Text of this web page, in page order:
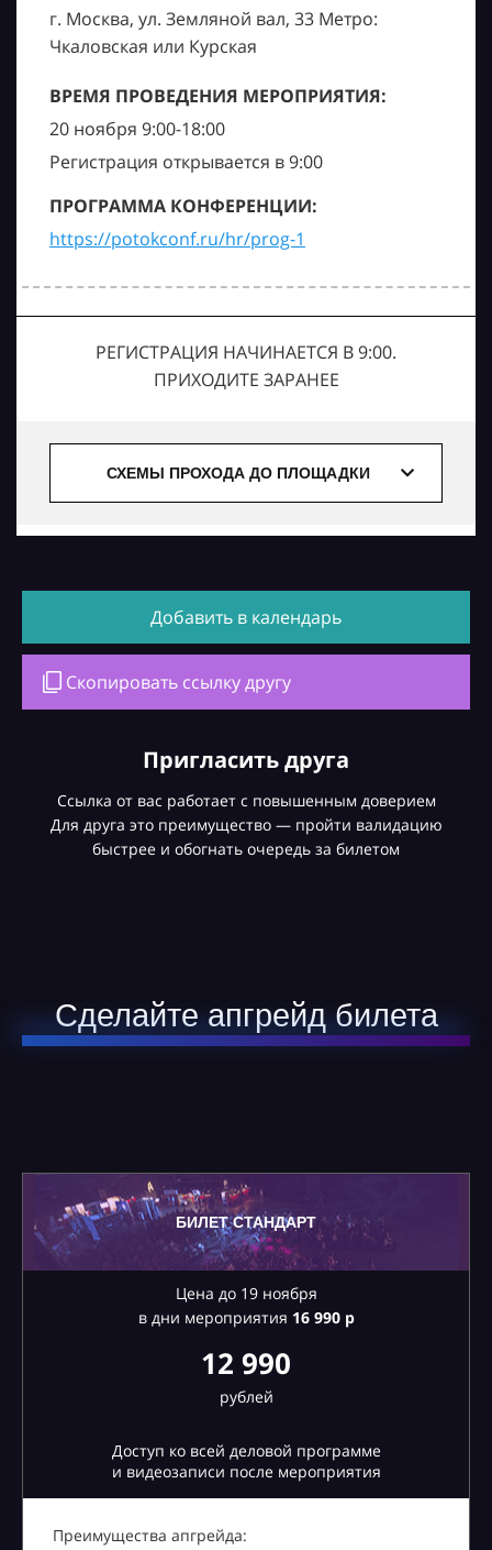
г. Москва, ул. Земляной вал, 33 Метро:
Чкаловская или Курская
ВРЕМЯ ПРОВЕДЕНИЯ МЕРОПРИЯТИЯ:
20 ноября 9:00-18:00
Регистрация открывается в 9:00
ПРОГРАММА КОНФЕРЕНЦИИ:
https://potokconf.ru/hr/prog-1
РЕГИСТРАЦИЯ НАЧИНАЕТСЯ В 9:00.
ПРИХОДИТЕ ЗАРАНЕЕ
СХЕМЫ ПРОХОДА ДО ПЛОЩАДКИ
Добавить в календарь
Скопировать ссылку другу
Пригласить друга
Ссылка от вас работает с повышенным доверием
Для друга это преимущество — пройти валидацию
быстрее и обогнать очередь за билетом
Сделайте апгрейд билета
БИЛЕТ СТАНДАРТ
Цена до 19 ноября
в дни мероприятия 16990 р
12 990
рублей
Доступ ко всей деловой программе
и видеозаписи после мероприятия
Преимущества апгрейда: